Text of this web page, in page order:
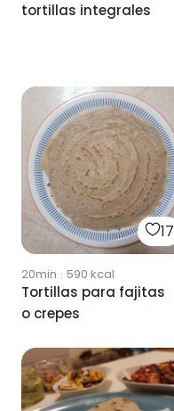
tortillas integrales
17
20min · 590 kcal
Tortillas para fajitas
o crepes